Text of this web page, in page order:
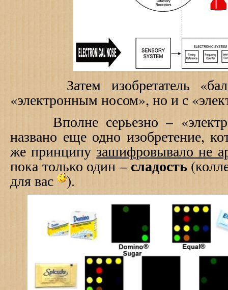
Затем изобретатель
«электронным носом», но и с
Вполне серьезно –
названо еще одно изобретение,
же принципузашифровывало не
пока только один –сладость
для вас ).